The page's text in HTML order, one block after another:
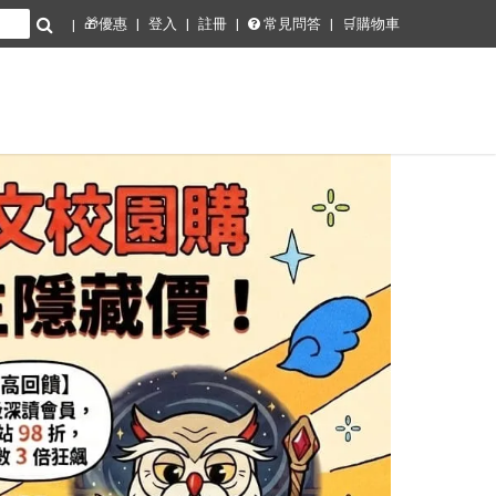
🎁優惠 登入 註冊 常見問答 🛒購物車